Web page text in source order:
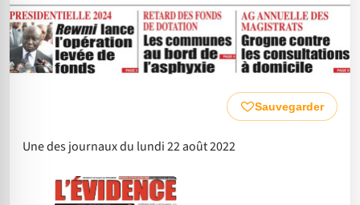
Sauvegarder
Une des journaux du lundi 22 août 2022